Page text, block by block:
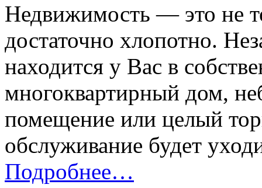
Недвижимость — это не
достаточно хлопотно.
находится у Вас в
многоквартирный дом,
помещение или целый
обслуживание будет
Подробнее…